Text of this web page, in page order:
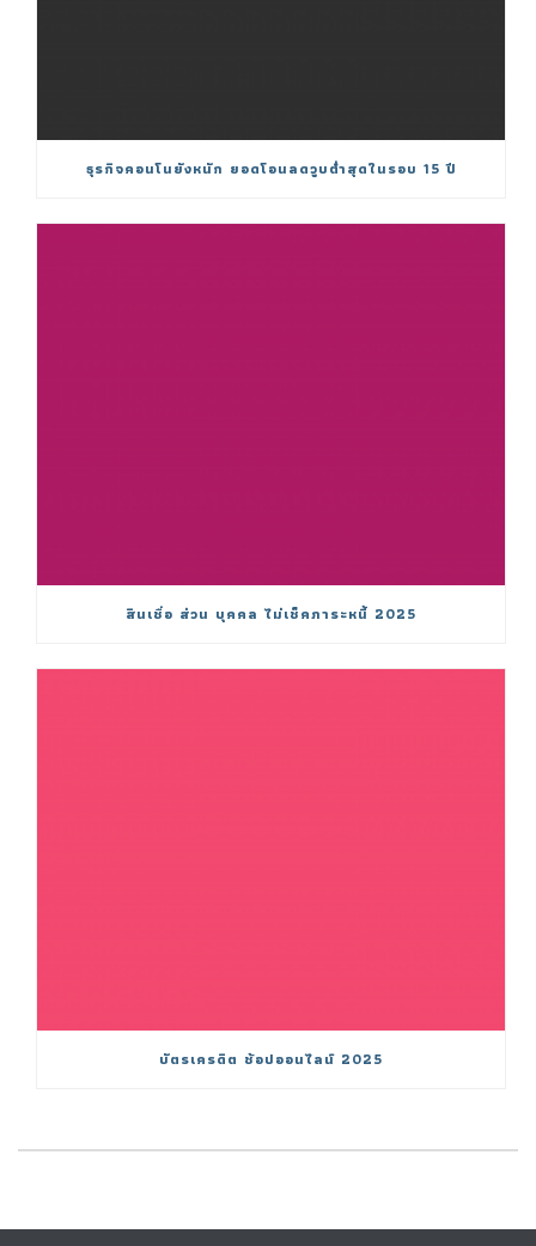
ธุรกิจคอนโนยังหนัก ยอดโอนลดวูบต่ำสุดในรอบ 15 ปี
สินเชื่อ ส่วน บุคคล ไม่เช็คภาระหนี้ 2025
บัตรเครดิต ช้อปออนไลน์ 2025